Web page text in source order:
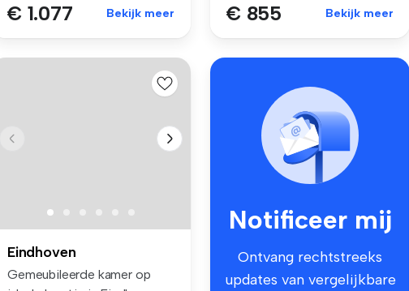
€ 1.077 Bekijk meer € 855 Bekijk meer
Eindhoven
Gemeubileerde kamer op
Notificeer mij
Ontvang rechtstreeks
updates van vergelijkbare